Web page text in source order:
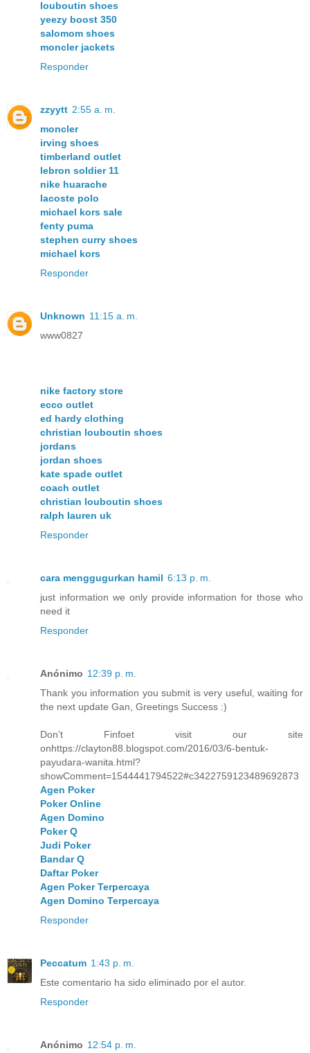
louboutin shoes
yeezy boost 350
salomom shoes
moncler jackets
Responder
zzyytt 2:55 a. m.
moncler
irving shoes
timberland outlet
lebron soldier 11
nike huarache
lacoste polo
michael kors sale
fenty puma
stephen curry shoes
michael kors
Responder
Unknown 11:15 a. m.
www0827
nike factory store
ecco outlet
ed hardy clothing
christian louboutin shoes
jordans
jordan shoes
kate spade outlet
coach outlet
christian louboutin shoes
ralph lauren uk
Responder
cara menggugurkan hamil 6:13 p. m.
just information we only provide information for those who
need it
Responder
Anónimo 12:39 p. m.
Thank you information you submit is very useful, waiting for
the next update Gan, Greetings Success :)
Don’t Finfoet visit our site
onhttps://clayton88.blogspot.com/2016/03/6-bentuk-
payudara-wanita.html?
showComment=1544441794522#c3422759123489692873
Agen Poker
Poker Online
Agen Domino
Poker Q
Judi Poker
Bandar Q
Daftar Poker
Agen Poker Terpercaya
Agen Domino Terpercaya
Responder
Peccatum 1:43 p. m.
Este comentario ha sido eliminado por el autor.
Responder
Anónimo 12:54 p. m.